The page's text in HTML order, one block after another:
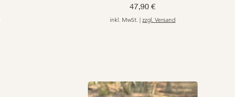
Preis
47,90 €
inkl. MwSt. |zzgl. Versand